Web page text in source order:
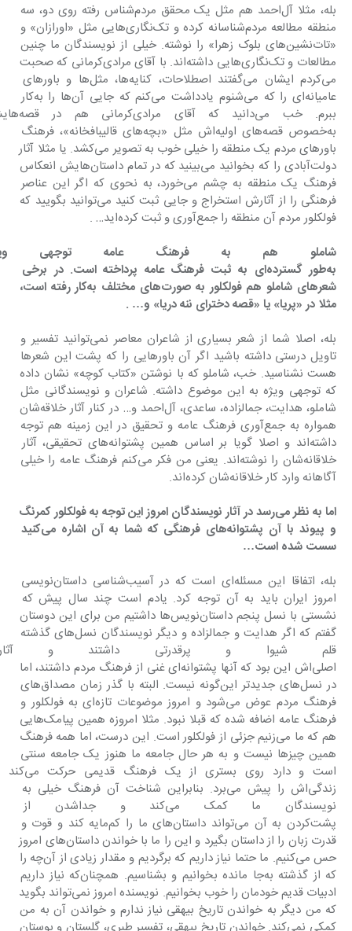
بله، مثلا آل‌احمد هم مثل یک محقق مردم‌شناس رفته روی دو، سه
منطقه مطالعه مردم‌شناسانه کرده و تک‌نگاری‌هایی مثل «اورازان» و
«تات‌نشین‌های بلوک زهرا» را نوشته. خیلی از نویسندگان ما چنین
مطالعات و تک‌نگاری‌هایی داشته‌اند. با آقای مرادی‌کرمانی که صحبت
می‌کردم ایشان می‌گفتند اصطلاحات، کنایه‌ها، مثل‌ها و باورهای
عامیانه‌ای را که می‌شنوم یادداشت می‌کنم که جایی آن‌ها را به‌کار
ببرم. خب می‌دانید که
به‌خصوص قصه‌های اولیه‌اش مثل «بچه‌های قالیبافخانه»، فرهنگ
باورهای مردم یک منطقه را خیلی خوب به تصویر می‌کشد. یا مثلا آثار
دولت‌آبادی را که بخوانید می‌بینید که در تمام داستان‌هایش انعکاس
فرهنگ یک منطقه به چشم می‌خورد، به نحوی که اگر این عناصر
فرهنگی را از آثارش استخراج و جایی ثبت کنید می‌توانید بگویید که
فولکلور مردم آن منطقه را جمع‌آوری و ثبت کرده‌اید… .
‌شاملو هم به فرهنگ عامه توجهی
به‌طور گسترده‌ای به ثبت فرهنگ عامه پرداخته است. در برخی
شعرهای شاملو هم فولکلور به صورت‌های مختلف به‌کار رفته است،
مثلا در «پریا» یا «قصه دخترای ننه دریا» و… .
بله، اصلا شما از شعر بسیاری از شاعران معاصر نمی‌توانید تفسیر و
تاویل درستی داشته باشید اگر آن باورهایی را که پشت این شعرها
هست نشناسید. خب، شاملو که با نوشتن «کتاب کوچه» نشان داده
که توجهی ویژه به این موضوع داشته. شاعران و نویسندگانی مثل
شاملو، هدایت، جمالزاده، ساعدی، آل‌احمد و… در کنار آثار خلاقه‌شان
همواره به جمع‌آوری فرهنگ عامه و تحقیق در این زمینه هم توجه
داشته‌اند و اصلا گویا بر اساس همین پشتوانه‌های تحقیقی، آثار
خلاقانه‌شان را نوشته‌اند. یعنی من فکر می‌کنم فرهنگ عامه را خیلی
آگاهانه وارد کار خلاقانه‌شان کرده‌اند.
‌اما به نظر می‌رسد در آثار نویسندگان امروز این توجه به فولکلور کمرنگ
و پیوند با آن پشتوانه‌های فرهنگی که شما به آن اشاره می‌کنید
سست شده است…
بله، اتفاقا این مسئله‌ای است که در آسیب‌شناسی داستان‌نویسی
امروز ایران باید به آن توجه کرد. یادم است چند سال پیش که
نشستی با نسل پنجم داستان‌نویس‌ها داشتیم من برای این دوستان
گفتم که اگر هدایت و جمالزاده و دیگر نویسندگان نسل‌های گذشته
قلم شیوا و پرقدرتی داشتند و
اصلی‌اش این بود که آنها پشتوانه‌ای غنی از فرهنگ مردم داشتند، اما
در نسل‌های جدیدتر این‌گونه نیست. البته با گذر زمان مصداق‌های
فرهنگ مردم عوض می‌شود و امروز موضوعات تازه‌ای به فولکلور و
فرهنگ عامه اضافه شده که قبلا نبود. مثلا امروزه همین پیامک‌هایی
هم که ما می‌زنیم جزئی از فولکلور است. این درست، اما همه فرهنگ
همین چیزها نیست و به هر حال جامعه ما هنوز یک جامعه سنتی
است و دارد روی بستری از یک فرهنگ
زندگی‌اش را پیش می‌برد. بنابراین شناخت آن فرهنگ خیلی به
نویسندگان ما کمک می‌کند و
پشت‌کردن به آن می‌تواند داستان‌های ما را کم‌مایه کند و قوت و
قدرت زبان را از داستان بگیرد و این را ما با خواندن داستان‌های امروز
حس می‌کنیم. ما حتما نیاز داریم که برگردیم و مقدار زیادی از آن‌چه را
که از گذشته به‌جا مانده بخوانیم و بشناسیم. همچنان‌که نیاز داریم
ادبیات قدیم خودمان را خوب بخوانیم. نویسنده امروز نمی‌تواند بگوید
که من دیگر به خواندن تاریخ بیهقی نیاز ندارم و خواندن آن به من